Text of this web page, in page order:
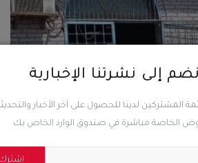
إلى نشرتنا الإخبارية
لدينا للحصول على آخر الأخبار والتحديثات
مباشرة في صندوق الوارد الخاص بك